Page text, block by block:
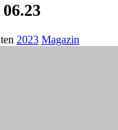
2023 Magazin